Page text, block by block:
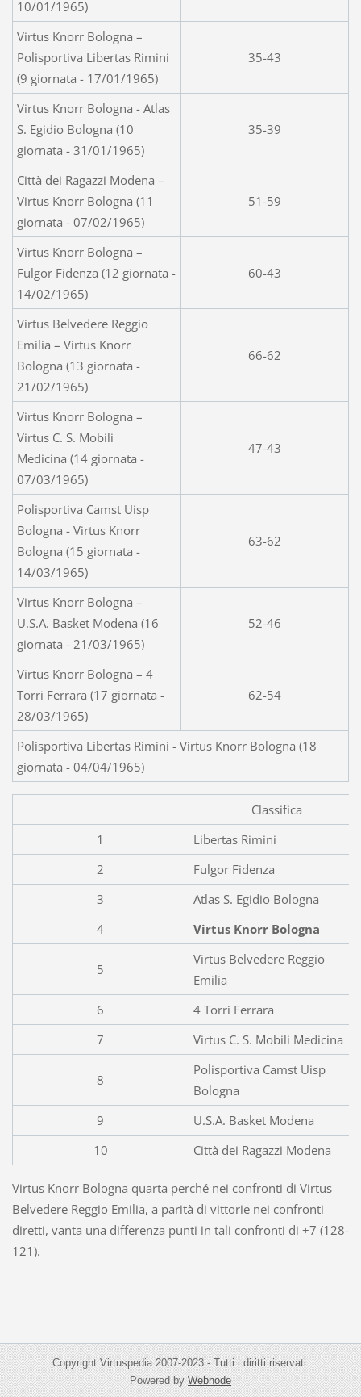
10/01/1965)
Virtus Knorr Bologna –
Polisportiva Libertas Rimini
(9 giornata - 17/01/1965)
35-43
Virtus Knorr Bologna - Atlas
S. Egidio Bologna (10
giornata - 31/01/1965)
35-39
Città dei Ragazzi Modena –
Virtus Knorr Bologna (11
giornata - 07/02/1965)
51-59
Virtus Knorr Bologna –
Fulgor Fidenza (12 giornata -
14/02/1965)
60-43
Virtus Belvedere Reggio
Emilia – Virtus Knorr
Bologna (13 giornata -
21/02/1965)
66-62
Virtus Knorr Bologna –
Virtus C. S. Mobili
Medicina (14 giornata -
07/03/1965)
47-43
Polisportiva Camst Uisp
Bologna - Virtus Knorr
Bologna (15 giornata -
14/03/1965)
63-62
Virtus Knorr Bologna –
U.S.A. Basket Modena (16
giornata - 21/03/1965)
52-46
Virtus Knorr Bologna – 4
Torri Ferrara (17 giornata -
28/03/1965)
62-54
Polisportiva Libertas Rimini - Virtus Knorr Bologna (18
giornata - 04/04/1965)
Classifica
1
Libertas Rimini
2
Fulgor Fidenza
3
Atlas S. Egidio Bologna
4
Virtus Knorr Bologna
5
Virtus Belvedere Reggio
Emilia
6
4 Torri Ferrara
7
Virtus C. S. Mobili Medicina
8
Polisportiva Camst Uisp
Bologna
9
U.S.A. Basket Modena
10
Città dei Ragazzi Modena
Virtus Knorr Bologna quarta perché nei confronti di Virtus
Belvedere Reggio Emilia, a parità di vittorie nei confronti
diretti, vanta una differenza punti in tali confronti di +7 (128-
121).
Copyright Virtuspedia 2007-2023 - Tutti i diritti riservati.
Powered byWebnode